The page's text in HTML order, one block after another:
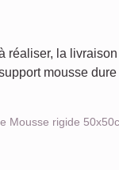
réaliser, la
mousse
Mousse rigide